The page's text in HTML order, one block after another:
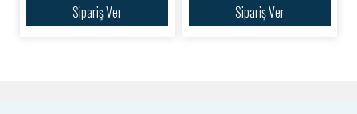
Sipariş Ver Sipariş Ver